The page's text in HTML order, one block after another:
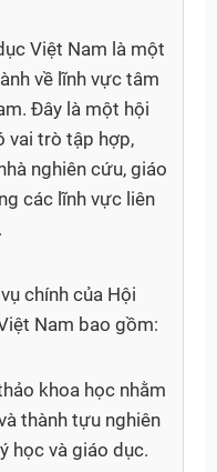
Việt Nam là một
về lĩnh vực tâm
Đây là một hội
vai trò tập hợp,
nghiên cứu, giáo
các lĩnh vực liên
chính của Hội
Nam bao gồm:
khoa học nhằm
thành tựu nghiên
học và giáo dục.